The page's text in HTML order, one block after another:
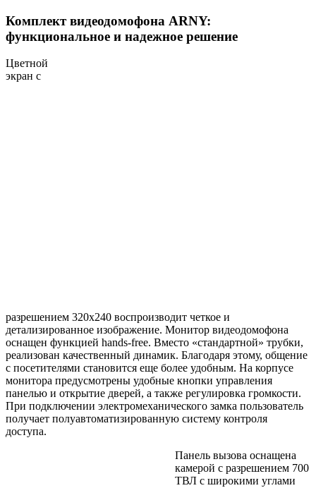
Комплект видеодомофона ARNY:
функциональное и надежное решение
Цветной
экран с
разрешением 320x240 воспроизводит четкое и
детализированное изображение. Монитор видеодомофона
оснащен функцией hands-free. Вместо «стандартной» трубки,
реализован качественный динамик. Благодаря этому, общение
с посетителями становится еще более удобным. На корпусе
монитора предусмотрены удобные кнопки управления
панелью и открытие дверей, а также регулировка громкости.
При подключении электромеханического замка пользователь
получает полуавтоматизированную систему контроля
доступа.
Панель вызова оснащена
камерой с разрешением 700
ТВЛ с широкими углами